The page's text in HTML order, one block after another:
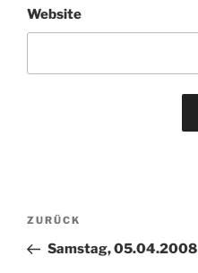
Website
Beitragsnavigation
Vorheriger
Beitrag
ZURÜCK
Samstag, 05.04.2008